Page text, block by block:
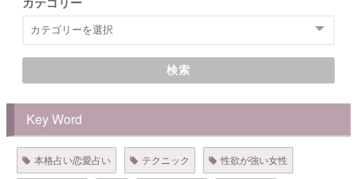
検索
Key Word
本格占い恋愛占い テクニック 性欲が強い女性